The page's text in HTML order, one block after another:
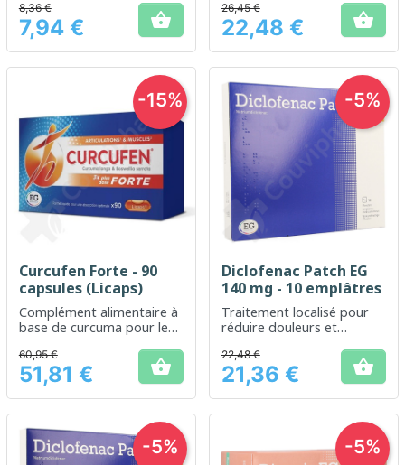
cutanées légères
Prix
8,36 €
7,94 €  Prix
26,45 €
22,48 € 
Curcufen Forte - 90
capsules (Licaps)
Complément alimentaire à
base de curcuma pour le
Prix
60,95 €
51,81 € 
-15%
Diclofenac Patch EG
140 mg - 10 emplâtres
Traitement localisé pour
réduire douleurs et
Prix
22,48 €
21,36 € 
-5%
-5% -5%